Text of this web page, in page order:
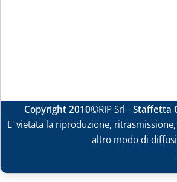
Copyright 2010©RIP Srl -Staffetta
E' vietata la riproduzione,
altro modo di